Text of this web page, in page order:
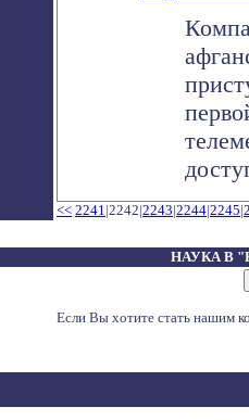
<< 2241|2242|2243|2244|2245|
НАУКА В
Если Вы хотите стать нашим